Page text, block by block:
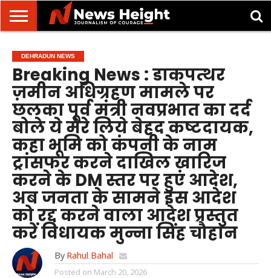
मसूरी
उत्तराखंड
उत्तरप्रदेश
राष्ट्रीय
अंतरराष्ट्रीय
क्राइम/
दुर्घटना
खेल/
मनोरंजन
ज्योतिष
शिक्षा
स्वास्थ्य
DEHRADUN NEWS
Breaking News : डाकपत्थर
ज़मीन अधिग्रहण मामले पर
छलका पूर्व मंत्री नवप्रभात का दर्द
बोले ये मेरे लिये बेहद कष्टदायक,
कहा भूमि को कंपनी के नाम
ट्रांसफर करने दाखिल ख़ारिज
करने के DM स्तर पर हुए आदेश,
अब जनता के सामने इस आदेश
को रद्द करने वाला आदेश प्रस्तुत
करें विधायक मुन्ना सिंह चौहान
By Rahul Bahal
Posted on March 20, 2026